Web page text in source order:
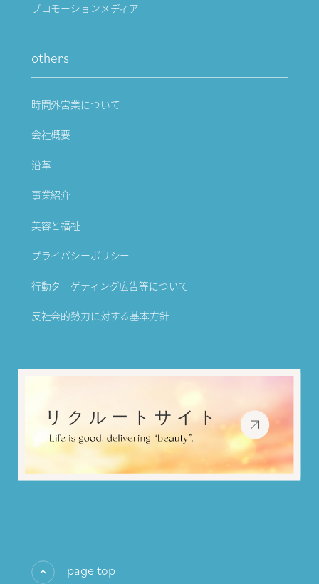
プロモーションメディア
others
時間外営業について
会社概要
沿革
事業紹介
美容と福祉
プライバシーポリシー
行動ターゲティング広告等について
反社会的勢力に対する基本方針
page top